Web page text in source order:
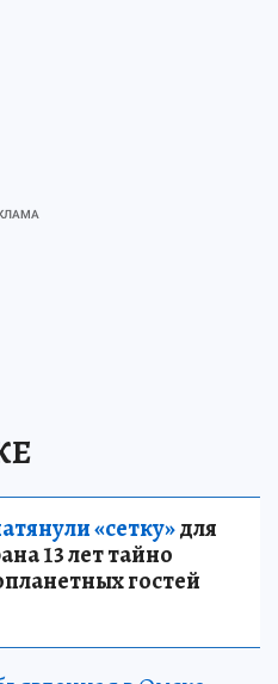
«сетку»для
13 лет тайно
гостей